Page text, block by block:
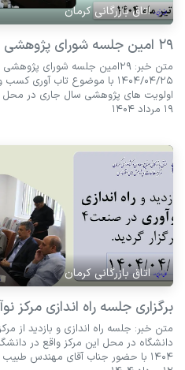
اتاق بازرگانی کرمان
29 امین جلسه شورای پژوهشی اتاق
متن خبر: 29امین جلسه شورای
1404/04/25 با موضوع تاب
اولویت های پژوهشی سال جاری در محل
19 مرداد 1404
اتاق بازرگانی کرمان
برگزاری جلسه راه اندازی مرکز
متن خبر: جلسه راه اندازی و بازدید از
1404 با حضور جناب آقای مهندس طبیب زاده، رئیس اتاق، جناب آقای...